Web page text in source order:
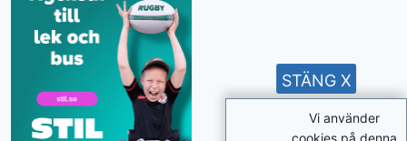
Vi använder
cookies på denna
STÄNG X